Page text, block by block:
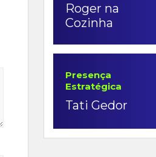
Roger na
Cozinha
Presença
Estratégica
Tati Gedor